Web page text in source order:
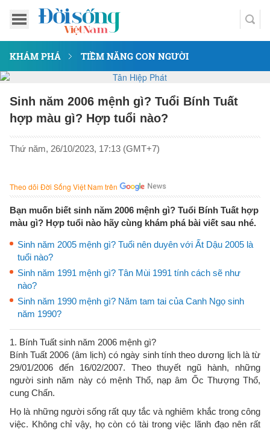
KHÁM PHÁ TIỀM NĂNG CON NGƯỜI
Sinh năm 2006 mệnh gì? Tuổi Bính Tuất
hợp màu gì? Hợp tuổi nào?
Thứ năm, 26/10/2023, 17:13 (GMT+7)
Theo dõi Đời Sống Việt Nam trên
Bạn muốn biết sinh năm 2006 mệnh gì? Tuổi Bính Tuất hợp
màu gì? Hợp tuổi nào hãy cùng khám phá bài viết sau nhé.
Sinh năm 2005 mệnh gì? Tuổi nên duyên với Ất Dậu 2005 là
tuổi nào?
Sinh năm 1991 mệnh gì? Tân Mùi 1991 tính cách sẽ như
nào?
Sinh năm 1990 mệnh gì? Năm tam tai của Canh Ngọ sinh
năm 1990?
1. Bính Tuất sinh năm 2006 mệnh gì?
Bính Tuất 2006 (âm lịch) có ngày sinh tính theo dương lịch là từ
29/01/2006 đến 16/02/2007. Theo thuyết ngũ hành, những
người sinh năm này có mệnh Thổ, nạp âm Ốc Thượng Thổ,
cung Chấn.
Họ là những người sống rất quy tắc và nghiêm khắc trong công
việc. Không chỉ vậy, họ còn có tài trong việc lãnh đạo nên rất